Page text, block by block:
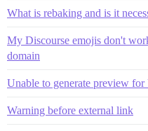
What is rebaking and is it
My Discourse emojis don't
domain
Unable to generate preview
Warning before external link